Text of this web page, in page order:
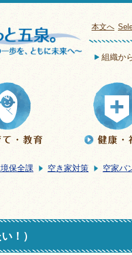
本文へ
組織か
保全課 空き家対策 空家バ
！）